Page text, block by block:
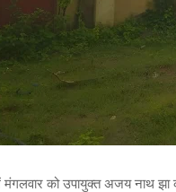
को उपायुक्त अजय नाथ झा